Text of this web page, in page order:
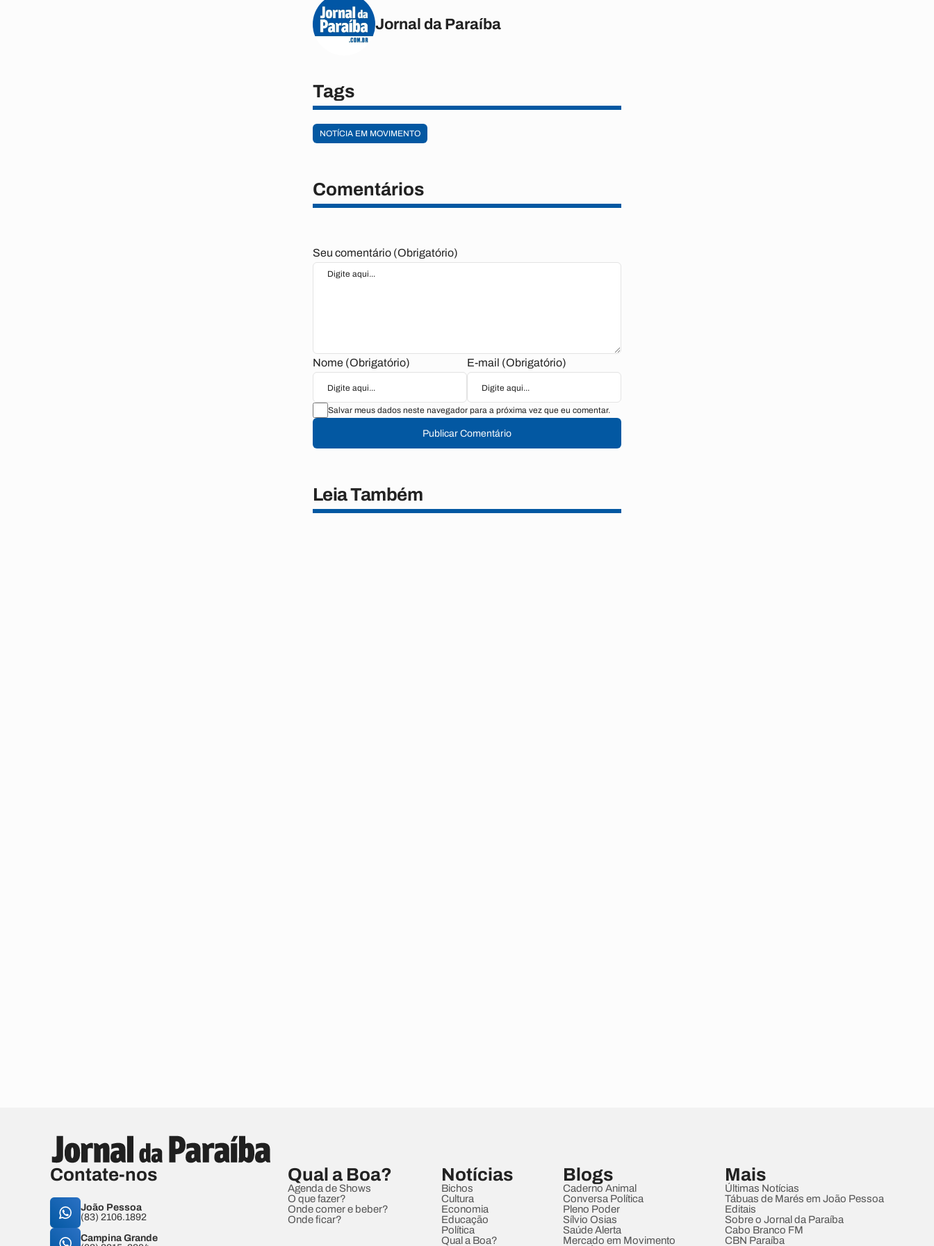
Jornal da Paraíba
Tags
NOTÍCIA EM MOVIMENTO
Comentários
Seu comentário (Obrigatório)
Nome (Obrigatório) E-mail (Obrigatório)
Salvar meus dados neste navegador para a próxima vez que eu comentar.
Publicar Comentário
Leia Também
Contate-nos
João Pessoa
(83) 2106.1892
Campina Grande
Qual a Boa?
Agenda de Shows
O que fazer?
Onde comer e beber?
Onde ficar?
Notícias
Bichos
Cultura
Economia
Educação
Política
Qual a Boa?
Blogs
Caderno Animal
Conversa Política
Pleno Poder
Sílvio Osias
Saúde Alerta
Mercado em Movimento
Mais
Últimas Notícias
Tábuas de Marés em João Pessoa
Editais
Sobre o Jornal da Paraíba
Cabo Branco FM
CBN Paraíba